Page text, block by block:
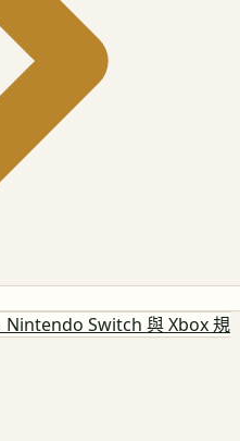
Nintendo Switch 與 Xbox 規